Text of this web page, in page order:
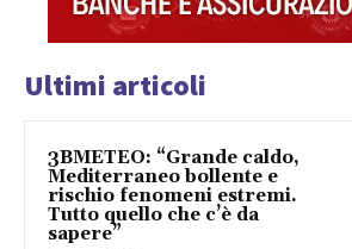
Ultimi articoli
3BMETEO: “Grande caldo,
Mediterraneo bollente e
rischio fenomeni estremi.
Tutto quello che c’è da
sapere”